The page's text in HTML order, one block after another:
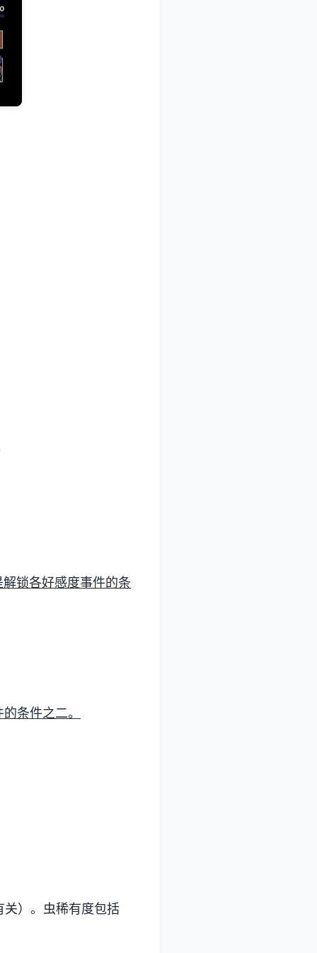
锁各好感度事件的条
条件之二。
）。虫稀有度包括